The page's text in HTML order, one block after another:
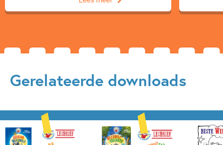
Gerelateerde downloads